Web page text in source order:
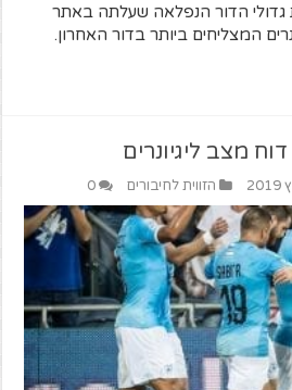
גדולי הדור הנפלאה שעלתה באתר
המצליחים ביותר בדור האחרון.
מצב ליגיונרים
הזווית לחיבורים 0